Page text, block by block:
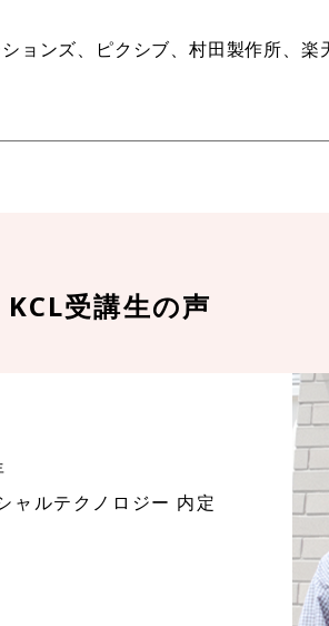
ョンズ、ピクシブ、村田製作所、楽
KCL受講生の声
ャルテクノロジー 内定